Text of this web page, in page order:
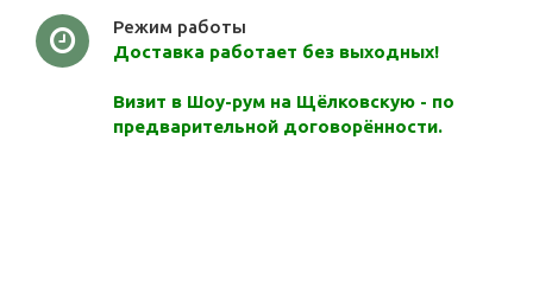
Режим работы
Доставка работает без выходных!
Визит в Шоу-рум на Щёлковскую - по
предварительной договорённости.